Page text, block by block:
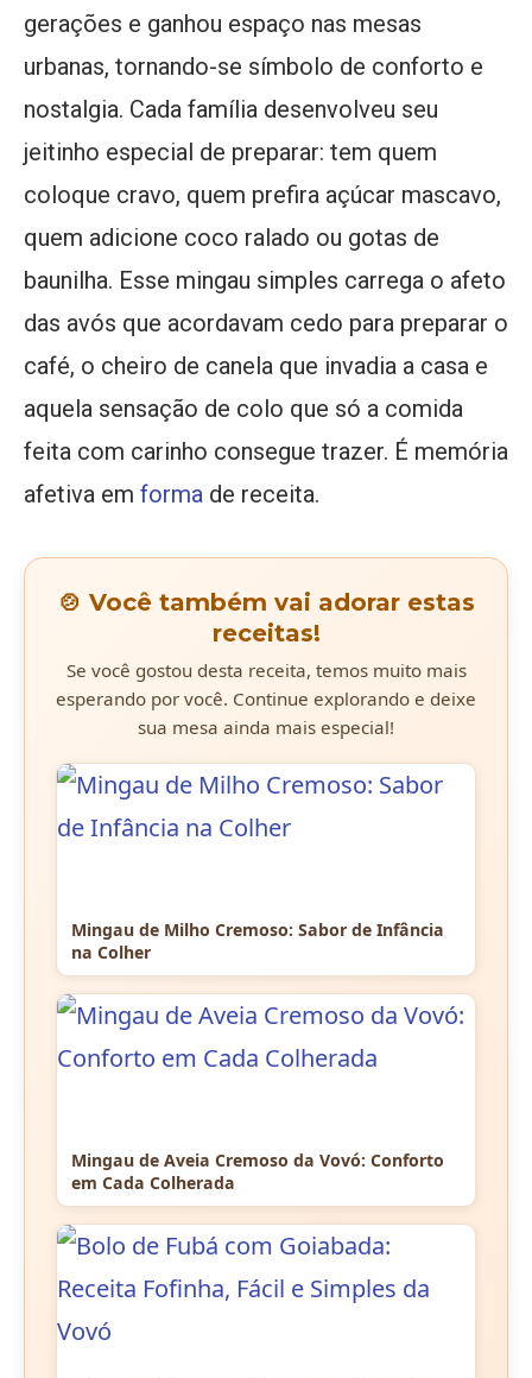
gerações e ganhou espaço nas mesas
urbanas, tornando-se símbolo de conforto e
nostalgia. Cada família desenvolveu seu
jeitinho especial de preparar: tem quem
coloque cravo, quem prefira açúcar mascavo,
quem adicione coco ralado ou gotas de
baunilha. Esse mingau simples carrega o afeto
das avós que acordavam cedo para preparar o
café, o cheiro de canela que invadia a casa e
aquela sensação de colo que só a comida
feita com carinho consegue trazer. É memória
afetiva em forma de receita.
🍲 Você também vai adorar estas
receitas!
Se você gostou desta receita, temos muito mais
esperando por você. Continue explorando e deixe
sua mesa ainda mais especial!
Mingau de Milho Cremoso: Sabor de Infância
na Colher
Mingau de Aveia Cremoso da Vovó: Conforto
em Cada Colherada